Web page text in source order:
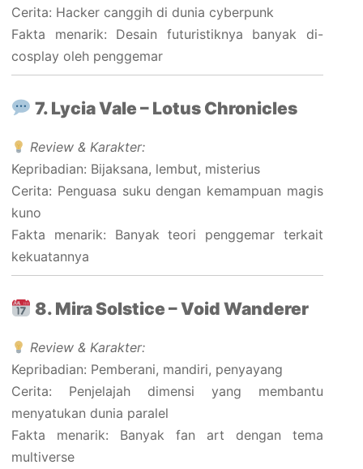
Cerita: Hacker canggih di dunia cyberpunk
Fakta menarik: Desain futuristiknya banyak di-
cosplay oleh penggemar
7. Lycia Vale – Lotus Chronicles
Review & Karakter:
Kepribadian: Bijaksana, lembut, misterius
Cerita: Penguasa suku dengan kemampuan magis
kuno
Fakta menarik: Banyak teori penggemar terkait
kekuatannya
8. Mira Solstice – Void Wanderer
Review & Karakter:
Kepribadian: Pemberani, mandiri, penyayang
Cerita: Penjelajah dimensi yang membantu
menyatukan dunia paralel
Fakta menarik: Banyak fan art dengan tema
multiverse